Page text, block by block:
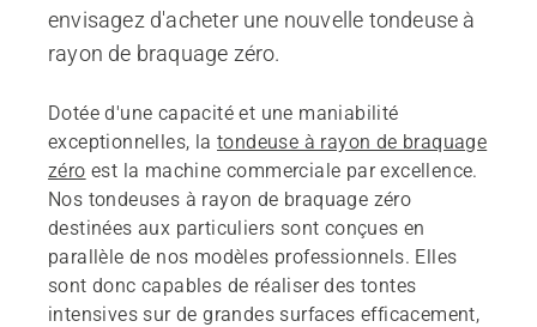
envisagez d'acheter une nouvelle tondeuse à
rayon de braquage zéro.
Dotée d'une capacité et une maniabilité
exceptionnelles, latondeuse à rayon de braquage
zéro est la machine commerciale par excellence.
Nos tondeuses à rayon de braquage zéro
destinées aux particuliers sont conçues en
parallèle de nos modèles professionnels. Elles
sont donc capables de réaliser des tontes
intensives sur de grandes surfaces efficacement,